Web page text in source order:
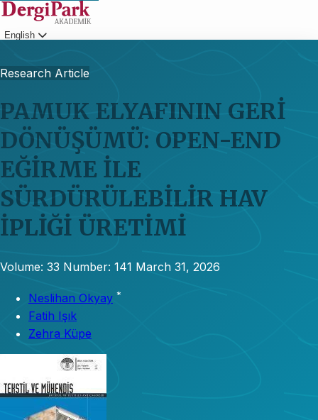
English
Research Article
PAMUK ELYAFININ GERİ
DÖNÜŞÜMÜ: OPEN-END
EĞİRME İLE
SÜRDÜRÜLEBİLİR HAV
İPLİĞİ ÜRETİMİ
Volume: 33 Number: 141 March 31, 2026
Neslihan Okyay *
Fatih Işık
Zehra Küpe